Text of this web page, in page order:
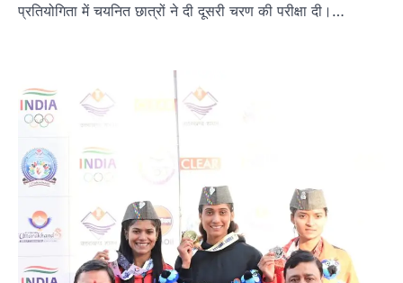
प्रतियोगिता में चयनित छात्रों ने दी दूसरी चरण की परीक्षा दी।…